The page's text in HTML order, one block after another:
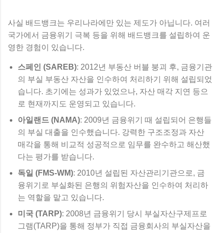
사실 배드뱅크는 우리나라에만 있는 제도가 아닙니다. 여러
국가에서 금융위기 극복 등을 위해 배드뱅크를 설립하여 운
영한 경험이 있습니다.
스페인 (SAREB): 2012년 부동산 버블 붕괴 후, 금융기관
의 부실 부동산 자산을 인수하여 처리하기 위해 설립되었
습니다. 초기에는 성과가 있었으나, 자산 매각 지연 등으
로 현재까지도 운영되고 있습니다.
아일랜드 (NAMA): 2009년 금융위기 때 설립되어 은행들
의 부실 대출을 인수했습니다. 강력한 구조조정과 자산
매각을 통해 비교적 성공적으로 임무를 완수하고 해산했
다는 평가를 받습니다.
독일 (FMS-WM): 2010년 설립된 자산관리기관으로, 금
융위기로 부실화된 은행의 위험자산을 인수하여 처리하
는 역할을 맡고 있습니다.
미국 (TARP): 2008년 금융위기 당시 부실자산구제프로
그램(TARP)을 통해 정부가 직접 금융회사의 부실자산을